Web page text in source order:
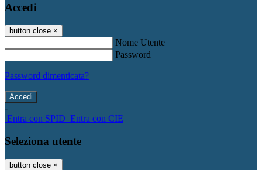
Accedi
button close ×
Nome Utente
Password
Password dimenticata?
-
Entra con SPID Entra con CIE
Seleziona utente
button close ×